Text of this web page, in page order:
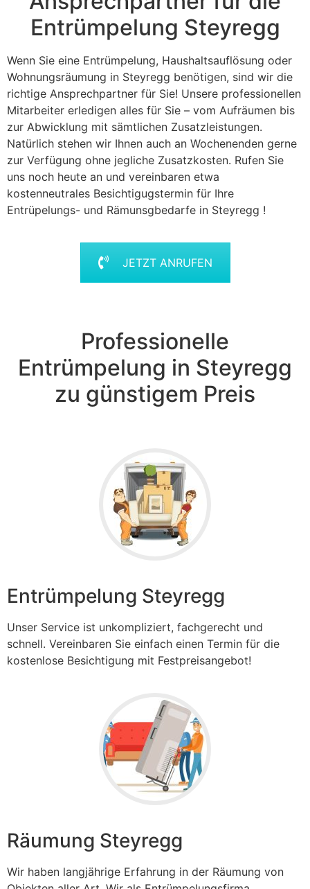
Entrümpelung Steyregg
Wenn Sie eine Entrümpelung, Haushaltsauflösung oder
Wohnungsräumung in Steyregg benötigen, sind wir die
richtige Ansprechpartner für Sie! Unsere professionellen
Mitarbeiter erledigen alles für Sie – vom Aufräumen bis
zur Abwicklung mit sämtlichen Zusatzleistungen.
Natürlich stehen wir Ihnen auch an Wochenenden gerne
zur Verfügung ohne jegliche Zusatzkosten. Rufen Sie
uns noch heute an und vereinbaren etwa
kostenneutrales Besichtigugstermin für Ihre
Entrüpelungs- und Rämunsgbedarfe in Steyregg !
JETZT ANRUFEN
Professionelle
Entrümpelung in Steyregg
zu günstigem Preis
Entrümpelung Steyregg
Unser Service ist unkompliziert, fachgerecht und
schnell. Vereinbaren Sie einfach einen Termin für die
kostenlose Besichtigung mit Festpreisangebot!
Räumung Steyregg
Wir haben langjährige Erfahrung in der Räumung von